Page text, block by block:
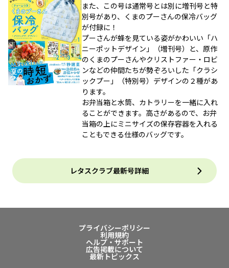
また、この号は通常号とは別に増刊号と特
別号があり、くまのプーさんの保冷バッグ
が付録に！
プーさんが蜂を見ている姿がかわいい「ハ
ニーポットデザイン」（増刊号）と、原作
のくまのプーさんやクリストファー・ロビ
ンなどの仲間たちが勢ぞろいした「クラシ
ックプー」（特別号）デザインの２種があ
ります。
お弁当箱と水筒、カトラリーを一緒に入れ
ることができます。高さがあるので、お弁
当箱の上にミニサイズの保存容器を入れる
こともできる仕様のバッグです。
レタスクラブ最新号詳細
プライバシーポリシー
利用規約
ヘルプ・サポート
広告掲載について
最新トピックス